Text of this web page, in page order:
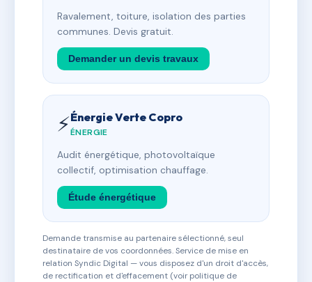
Ravalement, toiture, isolation des parties
communes. Devis gratuit.
Demander un devis travaux
⚡Énergie Verte Copro
ÉNERGIE
Audit énergétique, photovoltaïque
collectif, optimisation chauffage.
Étude énergétique
Demande transmise au partenaire sélectionné, seul
destinataire de vos coordonnées. Service de mise en
relation Syndic Digital — vous disposez d'un droit d'accès,
de rectification et d'effacement (voir politique de